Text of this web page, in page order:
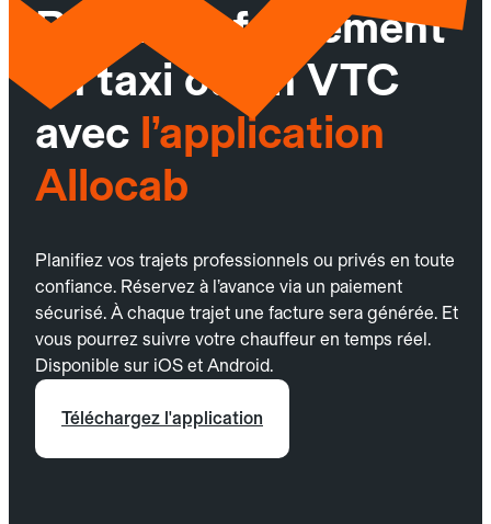
Réservez facilement
un taxi ou un VTC
avec l’application
Allocab
Planifiez vos trajets professionnels ou privés en toute
confiance. Réservez à l’avance via un paiement
sécurisé. À chaque trajet une facture sera générée. Et
vous pourrez suivre votre chauffeur en temps réel.
Disponible sur iOS et Android.
Téléchargez l'application